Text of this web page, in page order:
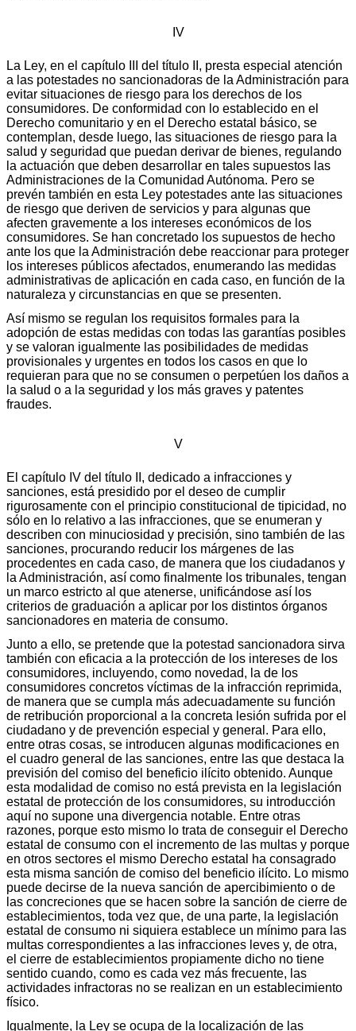
IV
La Ley, en el capítulo III del título II, presta especial atención
a las potestades no sancionadoras de la Administración para
evitar situaciones de riesgo para los derechos de los
consumidores. De conformidad con lo establecido en el
Derecho comunitario y en el Derecho estatal básico, se
contemplan, desde luego, las situaciones de riesgo para la
salud y seguridad que puedan derivar de bienes, regulando
la actuación que deben desarrollar en tales supuestos las
Administraciones de la Comunidad Autónoma. Pero se
prevén también en esta Ley potestades ante las situaciones
de riesgo que deriven de servicios y para algunas que
afecten gravemente a los intereses económicos de los
consumidores. Se han concretado los supuestos de hecho
ante los que la Administración debe reaccionar para proteger
los intereses públicos afectados, enumerando las medidas
administrativas de aplicación en cada caso, en función de la
naturaleza y circunstancias en que se presenten.
Así mismo se regulan los requisitos formales para la
adopción de estas medidas con todas las garantías posibles
y se valoran igualmente las posibilidades de medidas
provisionales y urgentes en todos los casos en que lo
requieran para que no se consumen o perpetúen los daños a
la salud o a la seguridad y los más graves y patentes
fraudes.
V
El capítulo IV del título II, dedicado a infracciones y
sanciones, está presidido por el deseo de cumplir
rigurosamente con el principio constitucional de tipicidad, no
sólo en lo relativo a las infracciones, que se enumeran y
describen con minuciosidad y precisión, sino también de las
sanciones, procurando reducir los márgenes de las
procedentes en cada caso, de manera que los ciudadanos y
la Administración, así como finalmente los tribunales, tengan
un marco estricto al que atenerse, unificándose así los
criterios de graduación a aplicar por los distintos órganos
sancionadores en materia de consumo.
Junto a ello, se pretende que la potestad sancionadora sirva
también con eficacia a la protección de los intereses de los
consumidores, incluyendo, como novedad, la de los
consumidores concretos víctimas de la infracción reprimida,
de manera que se cumpla más adecuadamente su función
de retribución proporcional a la concreta lesión sufrida por el
ciudadano y de prevención especial y general. Para ello,
entre otras cosas, se introducen algunas modificaciones en
el cuadro general de las sanciones, entre las que destaca la
previsión del comiso del beneficio ilícito obtenido. Aunque
esta modalidad de comiso no está prevista en la legislación
estatal de protección de los consumidores, su introducción
aquí no supone una divergencia notable. Entre otras
razones, porque esto mismo lo trata de conseguir el Derecho
estatal de consumo con el incremento de las multas y porque
en otros sectores el mismo Derecho estatal ha consagrado
esta misma sanción de comiso del beneficio ilícito. Lo mismo
puede decirse de la nueva sanción de apercibimiento o de
las concreciones que se hacen sobre la sanción de cierre de
establecimientos, toda vez que, de una parte, la legislación
estatal de consumo ni siquiera establece un mínimo para las
multas correspondientes a las infracciones leves y, de otra,
el cierre de establecimientos propiamente dicho no tiene
sentido cuando, como es cada vez más frecuente, las
actividades infractoras no se realizan en un establecimiento
físico.
Igualmente, la Ley se ocupa de la localización de las